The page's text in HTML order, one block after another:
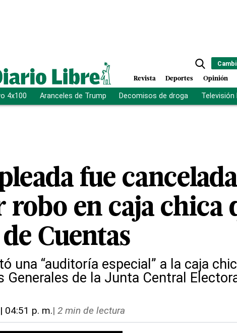
Revista Deportes Opinión
4x100 Aranceles de Trump Decomisos de droga Televisión
fue
robo en caja chica
Cuentas
una “auditoría especial” a la caja
de la Junta Central
04:51 p. m.| 2 min de lectura